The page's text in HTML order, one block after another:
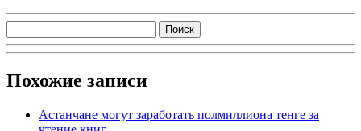
Похожие записи
Астанчане могут заработать полмиллиона тенге за